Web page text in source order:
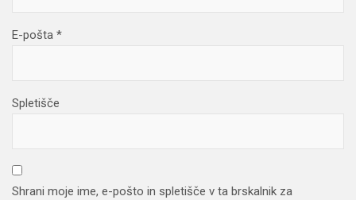
E-pošta *
Spletišče
Shrani moje ime, e-pošto in spletišče v ta brskalnik za